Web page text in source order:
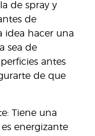
de spray y
de
idea hacer una
sea de
antes
de que
Tiene una
energizante